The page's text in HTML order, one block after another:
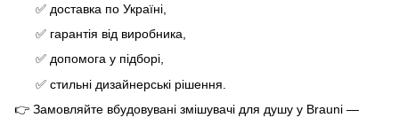
✅ доставка по Україні,
✅ гарантія від виробника,
✅ допомога у підборі,
✅ стильні дизайнерські рішення.
👉 Замовляйте вбудовувані змішувачі для душу у Brauni —